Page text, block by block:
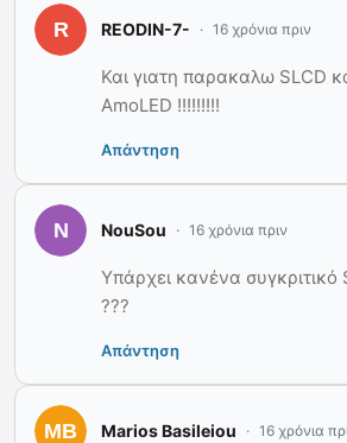
REODIN-7- 16 χρόνια πριν
Και γιατη παρακαλω SLCD
AmoLED !!!!!!!!!
Απάντηση
ΝouSou 16 χρόνια πριν
Υπάρχει κανένα συγκριτικό
???
Απάντηση
Marios Basileiou 16 χρόνια